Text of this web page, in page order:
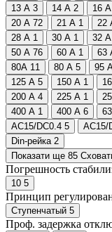
13 А 3 14 А 2 16 A
20 А 72 21 А 1 22
28 А 1 30 А 1 32 A
50 А 76 60 А 1 63
80A 11 80 А 5 95
125 А 5 150 А 1
200 А 4 225 А 1
400 A 1 400 А 6
AC15/DC0.4 5 AC15/
Din-рейка 2
Показати ще 85
Погрешность
10 5
Принцип
Ступенчатый 5
Проф. задержка